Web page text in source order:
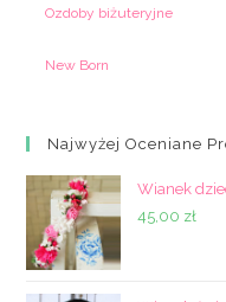
Ozdoby biżuteryjne
New Born
Najwyżej Oceniane
Wianek
45,00 zł